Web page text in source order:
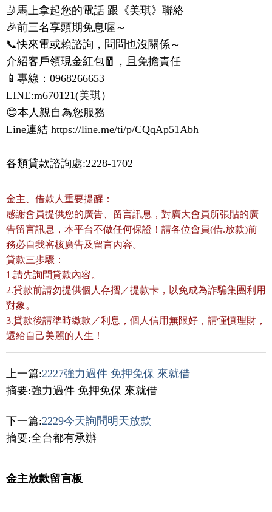
🤳馬上拿起您的電話 跟《美琪》聯絡
🎉前三名享頭期免息喔～
📞快來電或賴諮詢，問問也沒關係～
介紹客戶領現金紅包🧧，且免擔責任
📱專線：0968266653
LINE:m670121(美琪）
😊本人親自為您服務
Line連結 https://line.me/ti/p/CQqAp51Abh
各類貸款諮詢處:2228-1702
金主、借款人重要提醒：
感謝會員提供您的廣告、留言訊息，對廣大會員所張貼的廣
告留言訊息，本平台不做任何保證！請各位會員(借.放款)前
務必自我審核廣告及留言內容。
貸款三歩驟：
1.請先詢問貸款內容。
2.貸款前請勿提供個人存摺／提款卡，以免成為詐騙集團利用
對象。
3.貸款後請準時繳款／利息，個人信用無限好，請慬慎理財，
還給自己美麗的人生！
上一篇:2227強力過件 免押免保 來就借
摘要:強力過件 免押免保 來就借
下一篇:2229今天詢問明天放款
摘要:全台都有承辦
金主放款留言板